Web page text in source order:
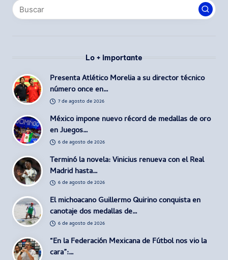
Lo + importante
Presenta Atlético Morelia a su director técnico
número once en…
7 de agosto de 2026
México impone nuevo récord de medallas de oro
en Juegos…
6 de agosto de 2026
Terminó la novela: Vinicius renueva con el Real
Madrid hasta…
6 de agosto de 2026
El michoacano Guillermo Quirino conquista en
canotaje dos medallas de…
6 de agosto de 2026
“En la Federación Mexicana de Fútbol nos vio la
cara”:…